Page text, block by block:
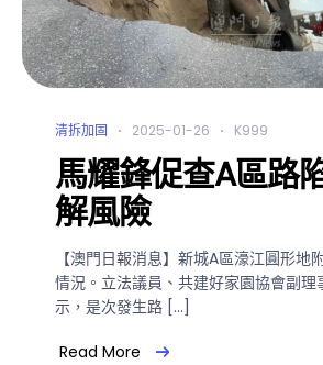
清拆加固 2025-01-26 K999
馬耀鋒促查A區路
解風險
【澳門日報消息】新城A區濠江圓形地
情況。立法議員、共建好家園協會副理
示，是次發生路 […]
Read More